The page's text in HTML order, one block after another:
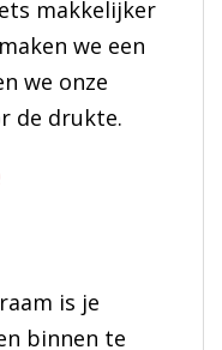
makkelijker
we een
we onze
de drukte.
is je
binnen te